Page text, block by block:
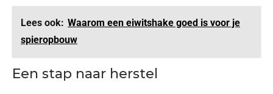
Lees ook: Waarom een eiwitshake goed is voor je
spieropbouw
Een stap naar herstel